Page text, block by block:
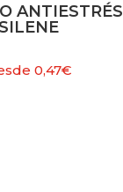
ANTIESTRÉS
SILENE
0,47€